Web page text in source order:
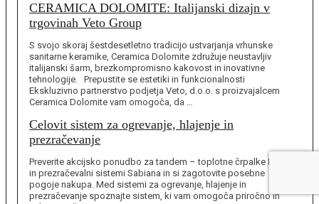
CERAMICA DOLOMITE: Italijanski dizajn v
trgovinah Veto Group
S svojo skoraj šestdesetletno tradicijo ustvarjanja vrhunske
sanitarne keramike, Ceramica Dolomite združuje neustavljiv
italijanski šarm, brezkompromisno kakovost in inovativne
tehnologije. Prepustite se estetiki in funkcionalnosti
Ekskluzivno partnerstvo podjetja Veto, d.o.o. s proizvajalcem
Ceramica Dolomite vam omogoča, da …
Celovit sistem za ogrevanje, hlajenje in
prezračevanje
Preverite akcijsko ponudbo za tandem – toplotne črpalke Bosch
in prezračevalni sistemi Sabiana in si zagotovite posebne
pogoje nakupa. Med sistemi za ogrevanje, hlajenje in
prezračevanje spoznajte sistem, ki vam omogoča priročno in